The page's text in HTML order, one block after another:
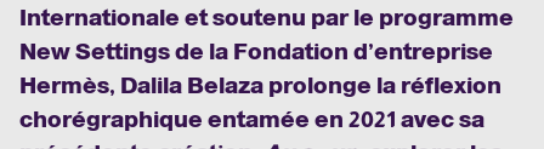
Internationale et soutenu par le programme
New Settings de la Fondation d’entreprise
Hermès, Dalila Belaza prolonge la réflexion
chorégraphique entamée en 2021 avec sa